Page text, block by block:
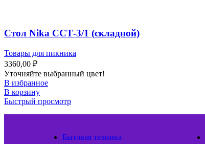
Стол Nika ССТ-3/1 (складной)
Товары для пикника
3360,00 ₽
Уточняйте выбранный цвет!
В избранное
В корзину
Быстрый просмотр
Бытовая техника